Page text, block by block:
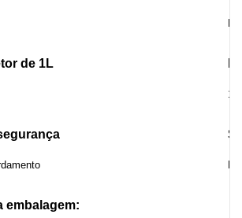
de 1L
embalagem: